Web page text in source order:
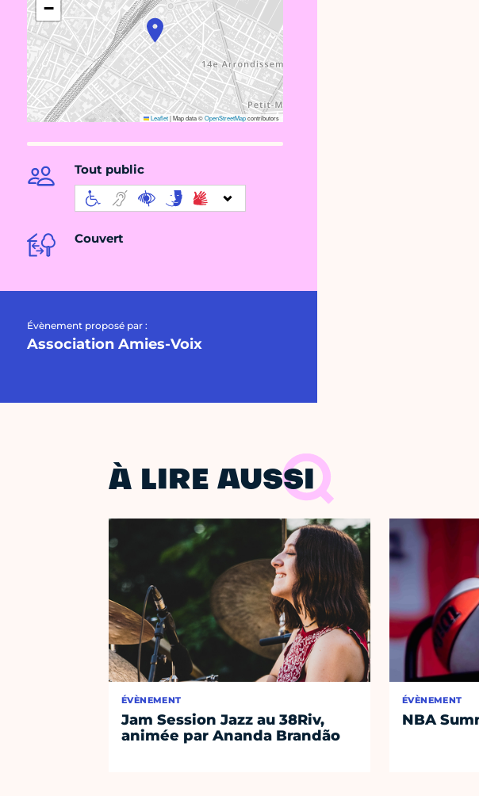
−
Leaflet|Map data ©OpenStreetMapcontributors
Tout public
Couvert
Évènement proposé par :
Association Amies-Voix
À LIRE AUSSI
ÉVÈNEMENT
Jam Session Jazz au 38Riv,
animée par Ananda Brandão
ÉVÈNEMENT
NBA